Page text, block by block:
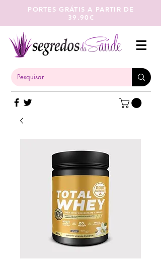
PORTES GRÁTIS A PARTIR DE
39.90€